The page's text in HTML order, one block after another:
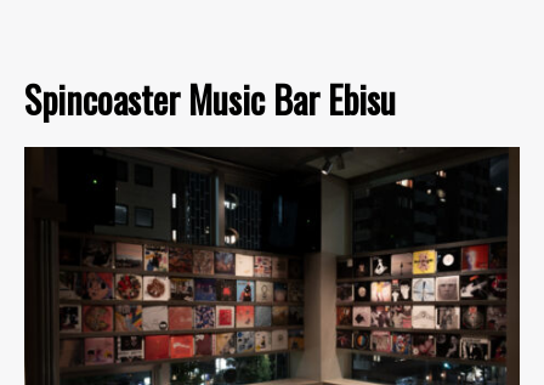
Spincoaster Music Bar Ebisu